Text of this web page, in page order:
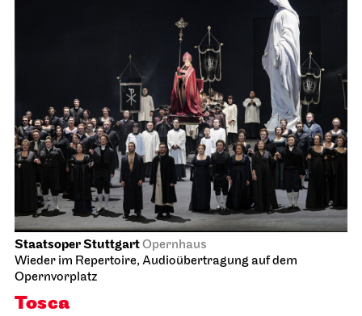
Staatsoper StuttgartOpernhaus
Wieder im Repertoire, Audioübertragung auf dem
Opernvorplatz
Tosca